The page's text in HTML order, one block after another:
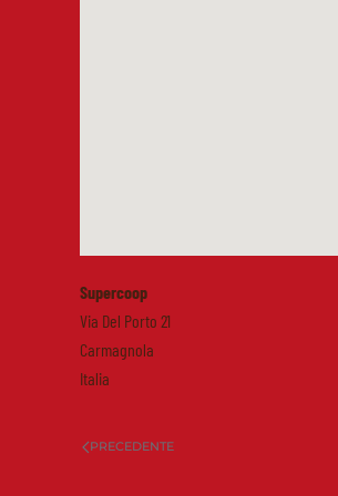
Supercoop
Via Del Porto 21
Carmagnola
Italia
PRECEDENTE